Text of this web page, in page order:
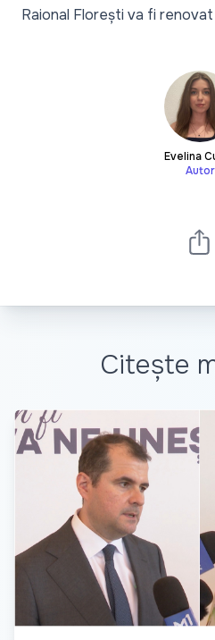
Raional Florești va fi renovat
Evelina
Autor
Citește